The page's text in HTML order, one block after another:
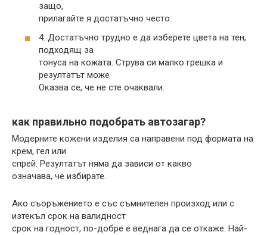
защо,
прилагайте я достатъчно често.
4. Достатъчно трудно е да изберете цвета на тен,
подходящ за
тонуса на кожата. Струва си малко грешка и
резултатът може
Оказва се, че не сте очаквали.
как правильно подобрать автозагар?
Модерните кожени изделия са направени под формата на
крем, гел или
спрей. Резултатът няма да зависи от какво
означава, че избирате.
Ако съоръжението е със съмнителен произход или с
изтекъл срок на валидност
срок на годност, по-добре е веднага да се откаже. Най-